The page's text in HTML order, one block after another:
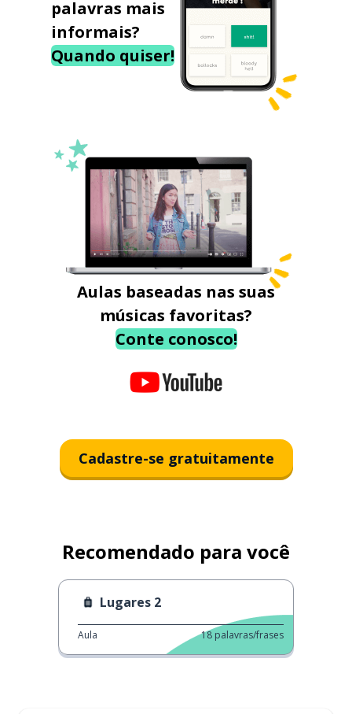
palavras mais
informais?
Quando quiser!
Aulas baseadas nas suas
músicas favoritas?
Conte conosco!
Cadastre-se gratuitamente
Recomendado para você
Lugares 2
Aula 18 palavras/frases